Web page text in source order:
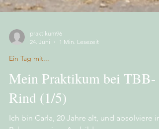
praktikum96
24. Juni
Ein Tag mit...
Mein Praktikum bei TBB-
Rind (1/5)